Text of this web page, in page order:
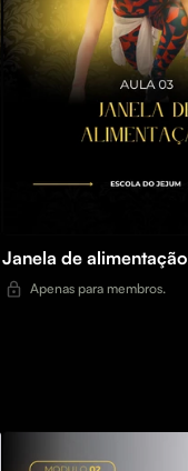
Janela de alimentação
Apenas para membros.